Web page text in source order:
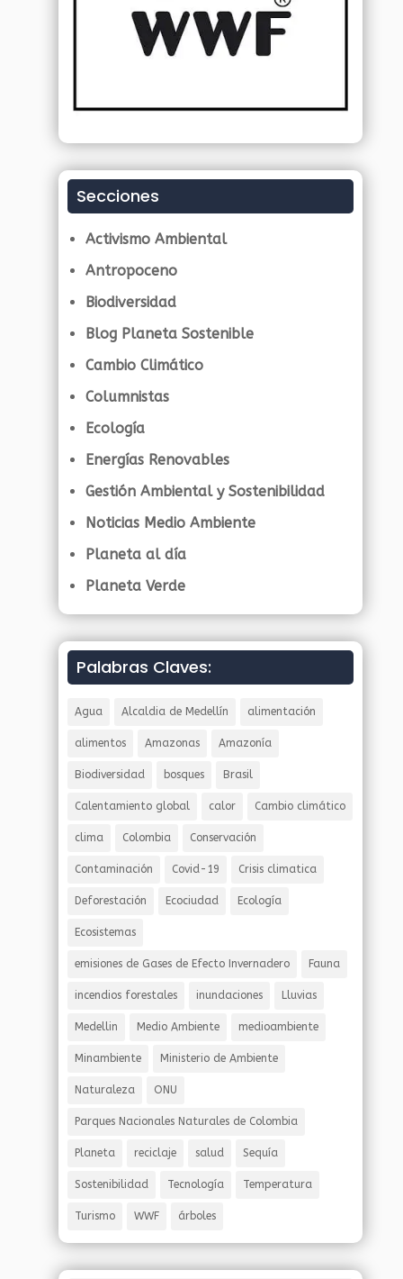
Secciones
Activismo Ambiental
Antropoceno
Biodiversidad
Blog Planeta Sostenible
Cambio Climático
Columnistas
Ecología
Energías Renovables
Gestión Ambiental y Sostenibilidad
Noticias Medio Ambiente
Planeta al día
Planeta Verde
Palabras Claves:
Agua Alcaldia de Medellín alimentación
alimentos Amazonas Amazonía
Biodiversidad bosques Brasil
Calentamiento global calor Cambio climático
clima Colombia Conservación
Contaminación Covid-19 Crisis climatica
Deforestación Ecociudad Ecología
Ecosistemas
emisiones de Gases de Efecto Invernadero Fauna
incendios forestales inundaciones Lluvias
Medellin Medio Ambiente medioambiente
Minambiente Ministerio de Ambiente
Naturaleza ONU
Parques Nacionales Naturales de Colombia
Planeta reciclaje salud Sequía
Sostenibilidad Tecnología Temperatura
Turismo WWF árboles